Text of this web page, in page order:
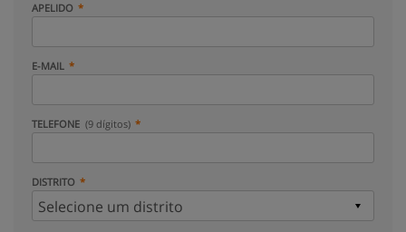
APELIDO
E-MAIL
TELEFONE (9 dígitos)
DISTRITO